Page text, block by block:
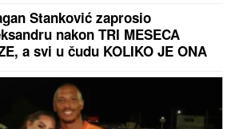
SATI STIŽE NEVREME U
DEO SRBIJE:Spremite se za
i udare jakog vetra